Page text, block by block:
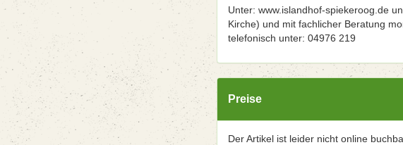
Unter: www.islandhof-spiekeroog.de
Kirche) und mit fachlicher Beratung
telefonisch unter: 04976 219
Preise
Der Artikel ist leider nicht online